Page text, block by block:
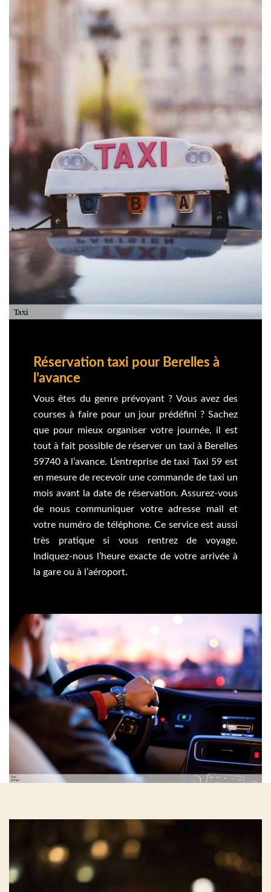
Réservation taxi pour Berelles à
l’avance
Vous êtes du genre prévoyant ? Vous avez des
courses à faire pour un jour prédéfini ? Sachez
que pour mieux organiser votre journée, il est
tout à fait possible de réserver un taxi à Berelles
59740 à l’avance. L’entreprise de taxi Taxi 59 est
en mesure de recevoir une commande de taxi un
mois avant la date de réservation. Assurez-vous
de nous communiquer votre adresse mail et
votre numéro de téléphone. Ce service est aussi
très pratique si vous rentrez de voyage.
Indiquez-nous l’heure exacte de votre arrivée à
la gare ou à l’aéroport.